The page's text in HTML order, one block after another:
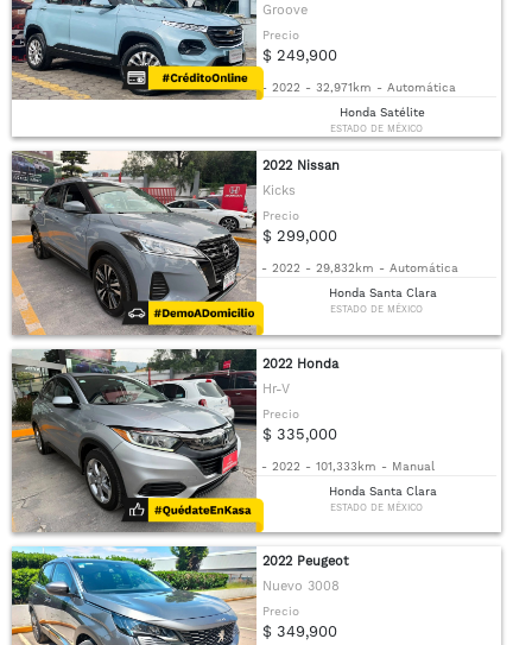
Groove
Precio
$ 249,900
- 2022 - 32,971km - Automática
Honda Satélite
ESTADO DE MÉXICO
2022 Nissan
Kicks
Precio
$ 299,000
- 2022 - 29,832km - Automática
Honda Santa Clara
ESTADO DE MÉXICO
2022 Honda
Hr-V
Precio
$ 335,000
- 2022 - 101,333km - Manual
Honda Santa Clara
ESTADO DE MÉXICO
2022 Peugeot
Nuevo 3008
Precio
$ 349,900